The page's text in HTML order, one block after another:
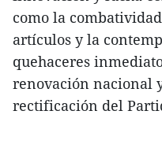
como la
artículos y la
quehaceres
renovación nacional
rectificación del